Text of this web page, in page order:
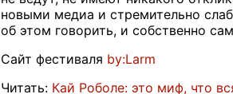
новыми медиа и стремительно
об этом говорить, и собственно
Сайт фестиваля by:Larm
Читать: Кай Роболе: это миф, что